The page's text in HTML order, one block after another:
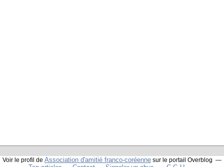
Voir le profil de Association d'amitié franco-coréenne sur le portail Overblog